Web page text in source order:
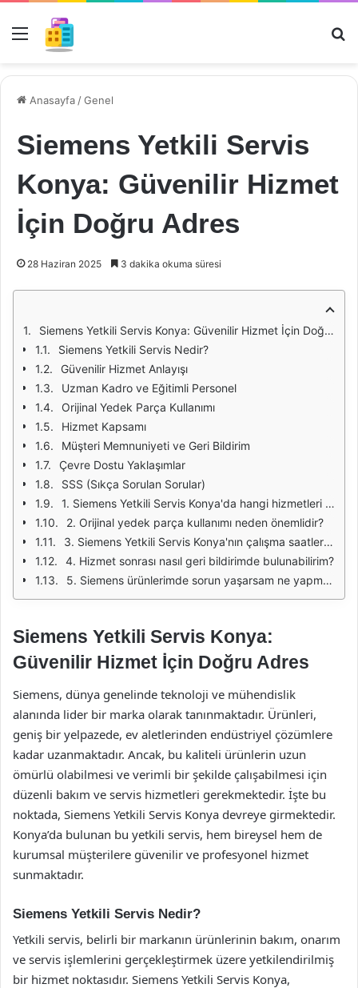
Menü
Anasayfa /Genel
Siemens Yetkili Servis
Konya: Güvenilir Hizmet
İçin Doğru Adres
28 Haziran 2025 3 dakika okuma süresi
Siemens Yetkili Servis Konya: Güvenilir Hizmet İçin Doğru Adres
Siemens Yetkili Servis Nedir?
Güvenilir Hizmet Anlayışı
Uzman Kadro ve Eğitimli Personel
Orijinal Yedek Parça Kullanımı
Hizmet Kapsamı
Müşteri Memnuniyeti ve Geri Bildirim
Çevre Dostu Yaklaşımlar
SSS (Sıkça Sorulan Sorular)
1. Siemens Yetkili Servis Konya'da hangi hizmetleri alabilirim?
2. Orijinal yedek parça kullanımı neden önemlidir?
3. Siemens Yetkili Servis Konya'nın çalışma saatleri nedir?
4. Hizmet sonrası nasıl geri bildirimde bulunabilirim?
5. Siemens ürünlerimde sorun yaşarsam ne yapmalıyım?
Siemens Yetkili Servis Konya:
Güvenilir Hizmet İçin Doğru Adres
Siemens, dünya genelinde teknoloji ve mühendislik
alanında lider bir marka olarak tanınmaktadır. Ürünleri,
geniş bir yelpazede, ev aletlerinden endüstriyel çözümlere
kadar uzanmaktadır. Ancak, bu kaliteli ürünlerin uzun
ömürlü olabilmesi ve verimli bir şekilde çalışabilmesi için
düzenli bakım ve servis hizmetleri gerekmektedir. İşte bu
noktada, Siemens Yetkili Servis Konya devreye girmektedir.
Konya’da bulunan bu yetkili servis, hem bireysel hem de
kurumsal müşterilere güvenilir ve profesyonel hizmet
sunmaktadır.
Siemens Yetkili Servis Nedir?
Yetkili servis, belirli bir markanın ürünlerinin bakım, onarım
ve servis işlemlerini gerçekleştirmek üzere yetkilendirilmiş
bir hizmet noktasıdır. Siemens Yetkili Servis Konya,